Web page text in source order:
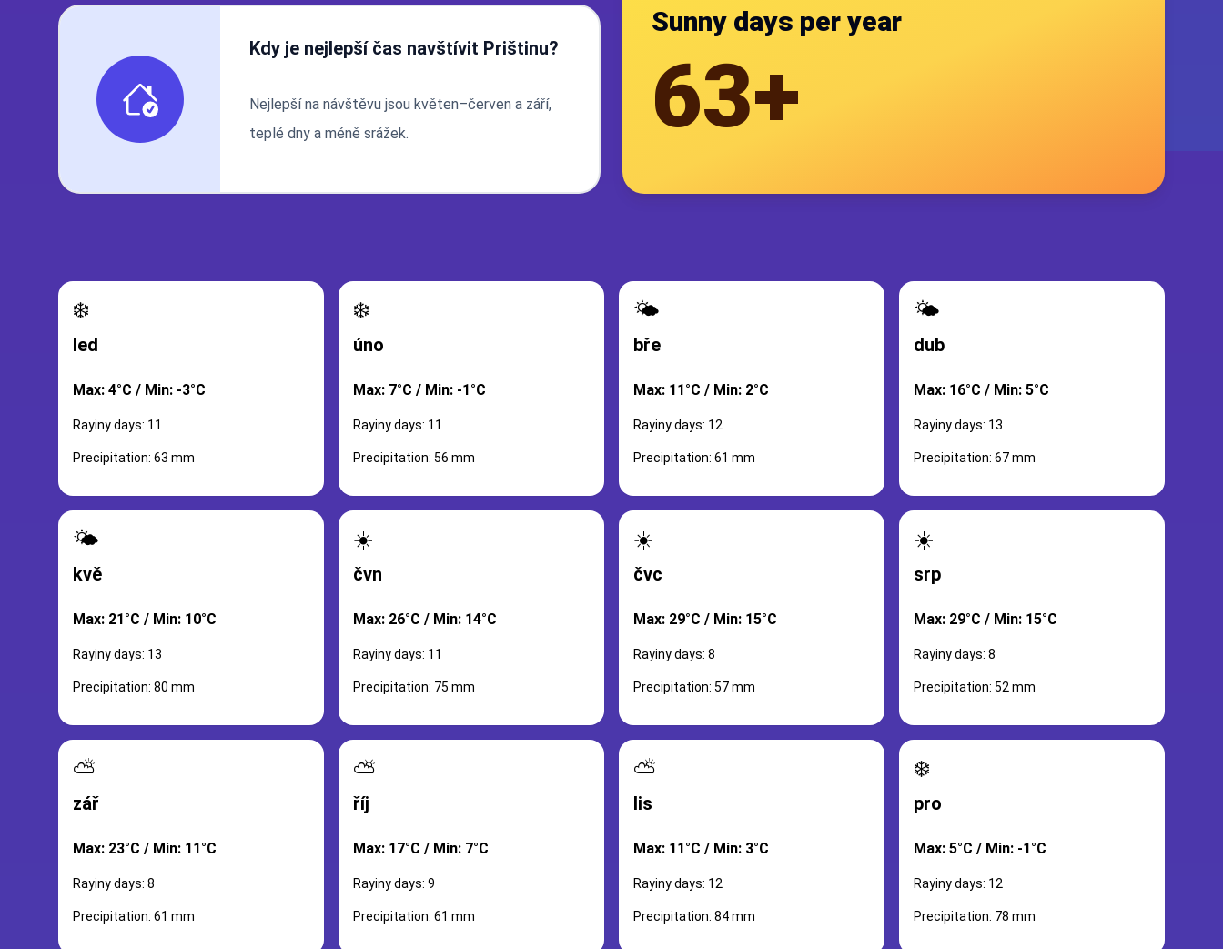
Kdy je nejlepší čas navštívit Prištinu?
Nejlepší na návštěvu jsou květen–červen a září,
teplé dny a méně srážek.
Sunny days per year
63+
❄️
led
Max: 4°C / Min: -3°C
Rayiny days: 11
Precipitation: 63 mm
❄️
úno
Max: 7°C / Min: -1°C
Rayiny days: 11
Precipitation: 56 mm
🌤️
bře
Max: 11°C / Min: 2°C
Rayiny days: 12
Precipitation: 61 mm
🌤️
dub
Max: 16°C / Min: 5°C
Rayiny days: 13
Precipitation: 67 mm
🌤️
kvě
Max: 21°C / Min: 10°C
Rayiny days: 13
Precipitation: 80 mm
☀️
čvn
Max: 26°C / Min: 14°C
Rayiny days: 11
Precipitation: 75 mm
☀️
čvc
Max: 29°C / Min: 15°C
Rayiny days: 8
Precipitation: 57 mm
☀️
srp
Max: 29°C / Min: 15°C
Rayiny days: 8
Precipitation: 52 mm
⛅
zář
Max: 23°C / Min: 11°C
Rayiny days: 8
Precipitation: 61 mm
⛅
říj
Max: 17°C / Min: 7°C
Rayiny days: 9
Precipitation: 61 mm
⛅
lis
Max: 11°C / Min: 3°C
Rayiny days: 12
Precipitation: 84 mm
❄️
pro
Max: 5°C / Min: -1°C
Rayiny days: 12
Precipitation: 78 mm